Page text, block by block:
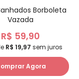
Borboleta
Vazada
R$ 59,90
R$ 19,97 sem juros
Agora